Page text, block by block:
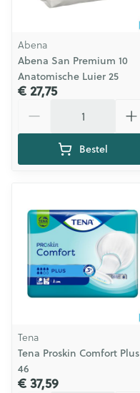
Abena
Abena San Premium 10
Anatomische Luier 25
€ 27,75
Bestel
Tena
Tena Proskin Comfort Plus
46
€ 37,59